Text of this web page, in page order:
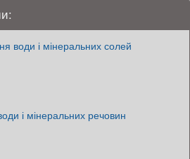
води і мінеральних солей
і мінеральних речовин